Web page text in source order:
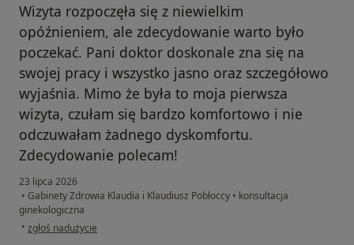
Wizyta rozpoczęła się z niewielkim
opóźnieniem, ale zdecydowanie warto było
poczekać. Pani doktor doskonale zna się na
swojej pracy i wszystko jasno oraz szczegółowo
wyjaśnia. Mimo że była to moja pierwsza
wizyta, czułam się bardzo komfortowo i nie
odczuwałam żadnego dyskomfortu.
Zdecydowanie polecam!
23 lipca 2026
• Gabinety Zdrowia Klaudia i Klaudiusz Pobłoccy • konsultacja
ginekologiczna
• w opinii użytkownika Liliia
zgłoś nadużycie